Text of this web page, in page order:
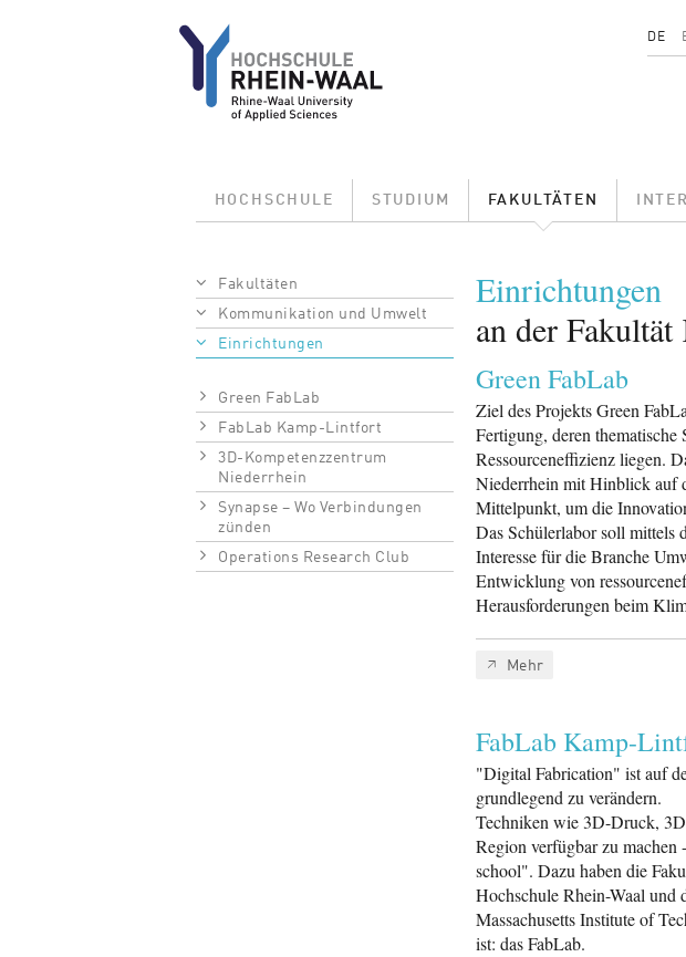
DE
Main menu
HOCHSCHULE STUDIUM FAKULTÄTEN
Pfadnavigation
Fakultäten
Kommunikation und Umwelt
Einrichtungen
Green FabLab
FabLab Kamp-Lintfort
3D-Kompetenzzentrum
Niederrhein
Synapse – Wo Verbindungen
zünden
Operations Research Club
Einrichtungen
an der
Green FabLab
Ziel des Projekts Green
Fertigung, deren
Ressourceneffizienz liegen.
Niederrhein mit Hinblick auf
Mittelpunkt, um die
Das Schülerlabor soll mittels
Interesse für die Branche
Entwicklung von
Herausforderungen beim
Mehr
FabLab Kamp-
"Digital Fabrication" ist auf
grundlegend zu verändern.
Techniken wie 3D-Druck,
Region verfügbar zu machen
school". Dazu haben die
Hochschule Rhein-Waal
Massachusetts Institute of
ist: das FabLab.